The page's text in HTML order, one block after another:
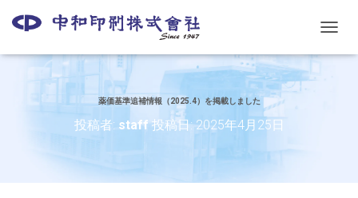
ビ
薬価基準追補情報（2025.4）を掲載しました
投稿者: staff投稿日:2025年4月25日